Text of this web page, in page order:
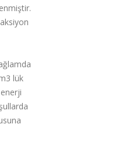
lük